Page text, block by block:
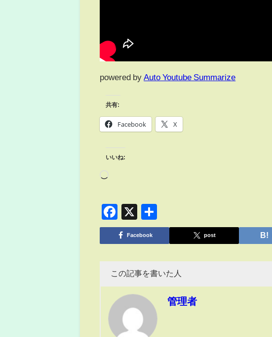
powered by Auto Youtube Summarize
共有:
Facebook X
いいね:
Facebook
X
有
Facebook post
この記事を書いた人
管理者